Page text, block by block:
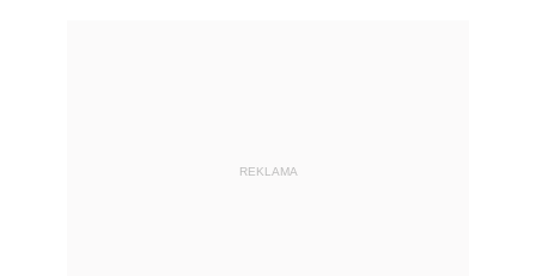
REKLAMA